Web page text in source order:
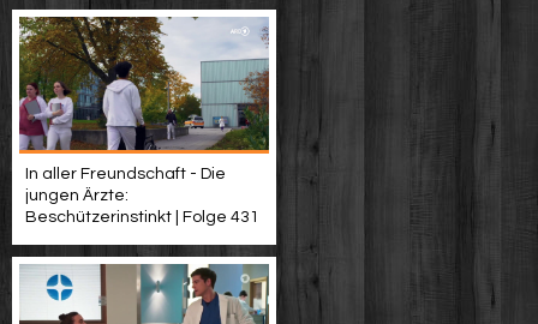
In aller Freundschaft - Die
jungen Ärzte:
Beschützerinstinkt | Folge 431